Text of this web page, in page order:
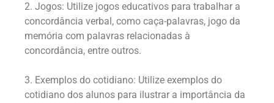
2. Jogos: Utilize jogos educativos para trabalhar a
concordância verbal, como caça-palavras, jogo da
memória com palavras relacionadas à
concordância, entre outros.
3. Exemplos do cotidiano: Utilize exemplos do
cotidiano dos alunos para ilustrar a importância da